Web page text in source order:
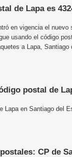
de Lapa es
en vigencia el
usando el código
a Lapa,
postal de
Lapa en Santiago del
CP de